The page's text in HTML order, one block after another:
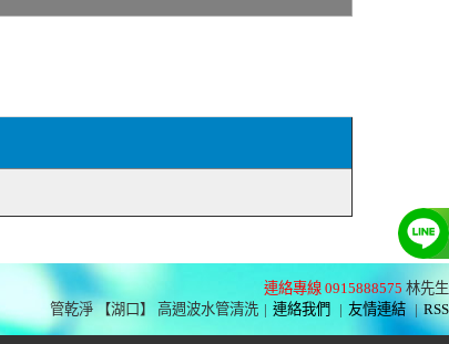
連絡專線 0915888575 林先生
管乾淨 【湖口】 高週波水管清洗 | 連絡我們 | 友情連結 | RSS